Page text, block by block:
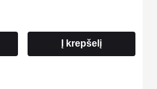
Į krepšelį